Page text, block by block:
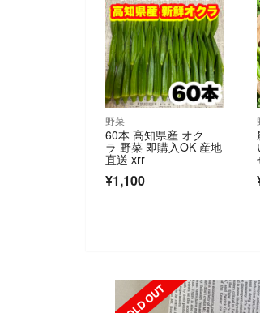
野菜
60本 高知県産 オク
ラ 野菜 即購入OK 産地
直送 xrr
¥1,100
SOLD OUT